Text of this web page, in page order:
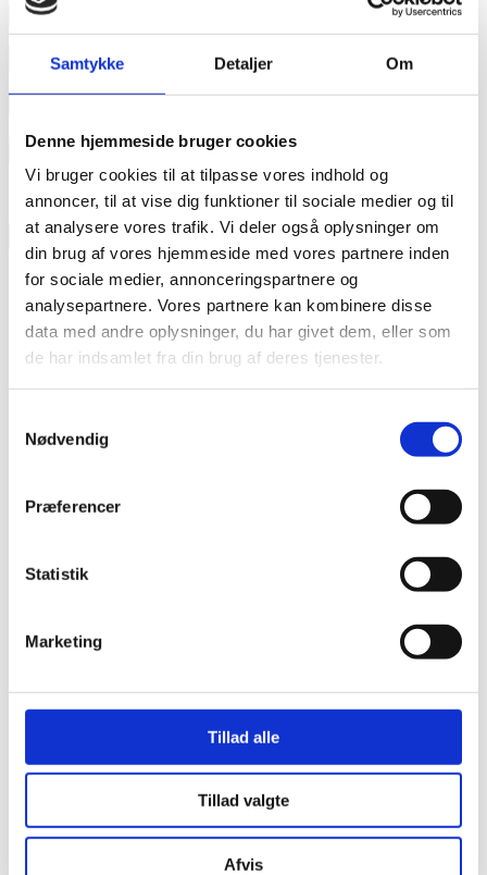
Samtykke Detaljer Om
Denne hjemmeside bruger cookies
Vi bruger cookies til at tilpasse vores indhold og
annoncer, til at vise dig funktioner til sociale medier og til
at analysere vores trafik. Vi deler også oplysninger om
din brug af vores hjemmeside med vores partnere inden
for sociale medier, annonceringspartnere og
analysepartnere. Vores partnere kan kombinere disse
data med andre oplysninger, du har givet dem, eller som
de har indsamlet fra din brug af deres tjenester.
Nødvendig
Præferencer
Statistik
Marketing
Tillad alle
Tillad valgte
Afvis
Læs mere
annonce
annonce
Like us
RAINBOW BUSINESS DENMARK
Her er alle vinderne fra årets Danish
Rainbow Awards